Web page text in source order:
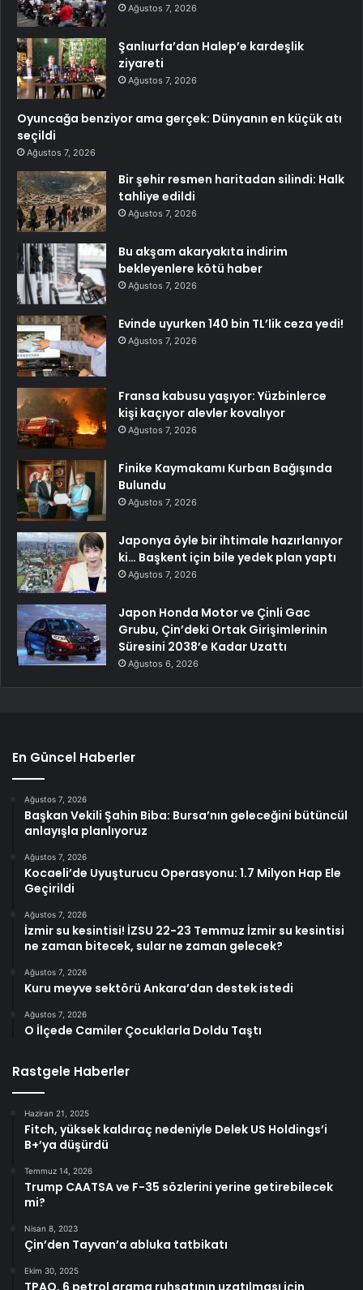
Ağustos 7, 2026
Şanlıurfa’dan Halep’e kardeşlik
ziyareti
Ağustos 7, 2026
Oyuncağa benziyor ama gerçek: Dünyanın en küçük atı
seçildi
Ağustos 7, 2026
Bir şehir resmen haritadan silindi: Halk
tahliye edildi
Ağustos 7, 2026
Bu akşam akaryakıta indirim
bekleyenlere kötü haber
Ağustos 7, 2026
Evinde uyurken 140 bin TL’lik ceza yedi!
Ağustos 7, 2026
Fransa kabusu yaşıyor: Yüzbinlerce
kişi kaçıyor alevler kovalıyor
Ağustos 7, 2026
Finike Kaymakamı Kurban Bağışında
Bulundu
Ağustos 7, 2026
Japonya öyle bir ihtimale hazırlanıyor
ki… Başkent için bile yedek plan yaptı
Ağustos 7, 2026
Japon Honda Motor ve Çinli Gac
Grubu, Çin’deki Ortak Girişimlerinin
Süresini 2038’e Kadar Uzattı
Ağustos 6, 2026
En Güncel Haberler
Ağustos 7, 2026
Başkan Vekili Şahin Biba: Bursa’nın geleceğini bütüncül
anlayışla planlıyoruz
Ağustos 7, 2026
Kocaeli’de Uyuşturucu Operasyonu: 1.7 Milyon Hap Ele
Geçirildi
Ağustos 7, 2026
İzmir su kesintisi! İZSU 22-23 Temmuz İzmir su kesintisi
ne zaman bitecek, sular ne zaman gelecek?
Ağustos 7, 2026
Kuru meyve sektörü Ankara’dan destek istedi
Ağustos 7, 2026
O İlçede Camiler Çocuklarla Doldu Taştı
Rastgele Haberler
Haziran 21, 2025
Fitch, yüksek kaldıraç nedeniyle Delek US Holdings’i
B+’ya düşürdü
Temmuz 14, 2026
Trump CAATSA ve F-35 sözlerini yerine getirebilecek
mi?
Nisan 8, 2023
Çin’den Tayvan’a abluka tatbikatı
Ekim 30, 2025
TPAO, 6 petrol arama ruhsatının uzatılması için